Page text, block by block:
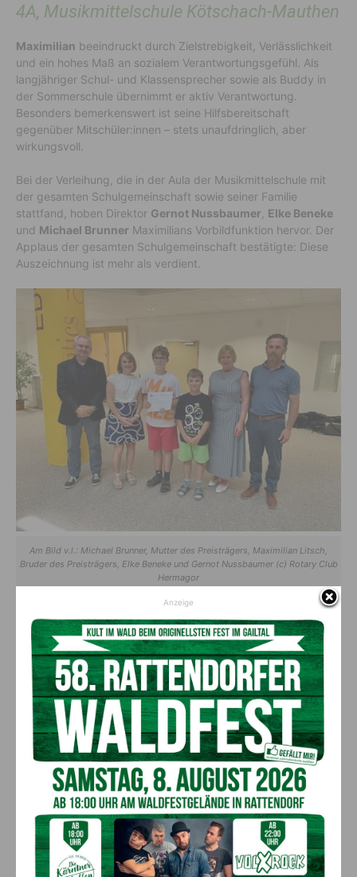
4A, Musikmittelschule Kötschach-Mauthen
Maximilian beeindruckt durch Zielstrebigkeit, Verlässlichkeit
und ein hohes Maß an sozialem Verantwortungsgefühl. Als
langjähriger Schul- und Klassensprecher sowie als Buddy in
der Sommerschule übernimmt er aktiv Verantwortung.
Besonders bemerkenswert ist seine Hilfsbereitschaft
gegenüber Mitschüler:innen – stets unaufdringlich, aber
wirkungsvoll.
Bei der Verleihung, die in der Aula der Musikmittelschule mit
der gesamten Schulgemeinschaft sowie seiner Familie
stattfand, hoben Direktor Gernot Nussbaumer Elke Beneke
und Michael Brunner Maximilians Vorbildfunktion hervor. Der
Applaus der gesamten Schulgemeinschaft bestätigte: Diese
Auszeichnung ist mehr als verdient.
Am Bild v.l.: Michael Brunner, Mutter des Preisträgers, Maximilian Litsch,
Bruder des Preisträgers, Elke Beneke und Gernot Nussbaumer (c) Rotary Club
Hermagor
LORENZ JOCHUM
4A, Gymnasium Hermagor
Lorenz ist bekannt als hilfsbereiter Allrounder: Ob als IT-
Experte der Klasse oder bei handwerklichen Projekten – er ist
immer zur Stelle. Besonders hervorzuheben ist sein
Engagement bei der Jugendfeuerwehr. Sein
Pflichtbewusstsein und seine Teamorientierung machen ihn zu
einem unverzichtbaren Teil der Schulgemeinschaft.
Die Übergabe des Preises erfolgte im Beisein seiner Klasse in
der Aula des Gymnasiums. Direktor Andreas Schuller würdigte
Lorenz
als „einen Schüler, der diesen Preis wirklich verdient
hat“. Auch Rotary-PräsidentinElke Beneke undMichael
Brunnerlobten seine technische Kompetenz und seine
Anzeige